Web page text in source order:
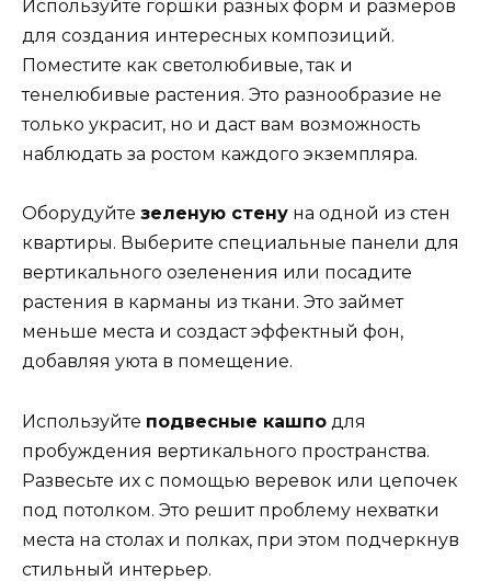
Используйте горшки разных форм и размеров
для создания интересных композиций.
Поместите как светолюбивые, так и
тенелюбивые растения. Это разнообразие не
только украсит, но и даст вам возможность
наблюдать за ростом каждого экземпляра.
Оборудуйте зеленую стену на одной из стен
квартиры. Выберите специальные панели для
вертикального озеленения или посадите
растения в карманы из ткани. Это займет
меньше места и создаст эффектный фон,
добавляя уюта в помещение.
Используйте подвесные кашпо для
пробуждения вертикального пространства.
Развесьте их с помощью веревок или цепочек
под потолком. Это решит проблему нехватки
места на столах и полках, при этом подчеркнув
стильный интерьер.